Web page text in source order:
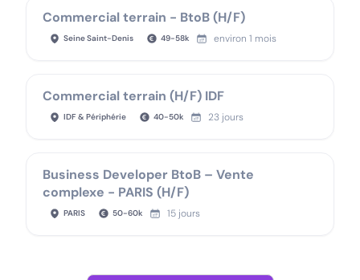
Commercial terrain - BtoB (H/F)
Seine Saint-Denis 49-58k environ 1 mois
Commercial terrain (H/F) IDF
IDF & Périphérie 40-50k 23 jours
Business Developer BtoB – Vente
complexe - PARIS (H/F)
PARIS 50-60k 15 jours